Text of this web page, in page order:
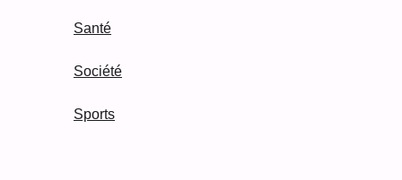
Santé
Société
Sports